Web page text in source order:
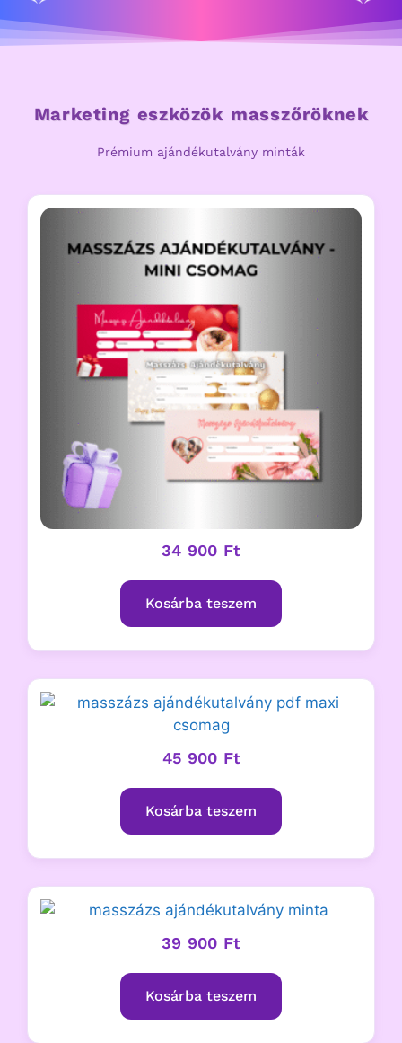
Marketing eszközök masszőröknek
Prémium ajándékutalvány minták
34 900 Ft
Kosárba teszem
45 900 Ft
Kosárba teszem
39 900 Ft
Kosárba teszem